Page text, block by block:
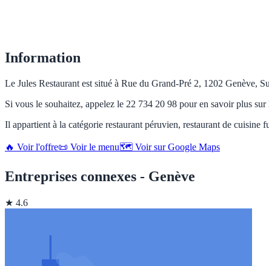
Information
Le Jules Restaurant est situé à Rue du Grand-Pré 2, 1202 Genève,
Si vous le souhaitez, appelez le 22 734 20 98 pour en savoir plus
Il appartient à la catégorie restaurant péruvien, restaurant de cuisine
🔥 Voir l'offre📜 Voir le menu🗺️ Voir sur Google Maps
Entreprises connexes - Genève
★ 4.6